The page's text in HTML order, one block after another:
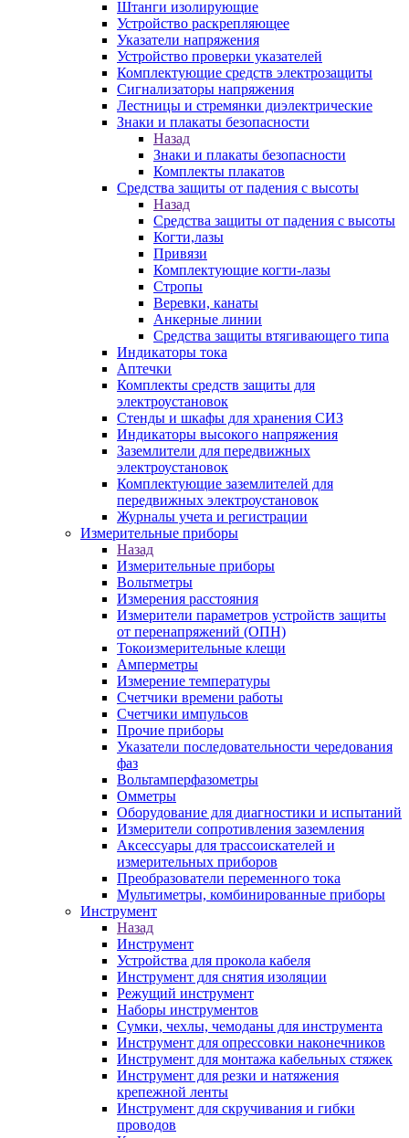
Штанги изолирующие
Устройство раскрепляющее
Указатели напряжения
Устройство проверки указателей
Комплектующие средств электрозащиты
Сигнализаторы напряжения
Лестницы и стремянки диэлектрические
Знаки и плакаты безопасности
Назад
Знаки и плакаты безопасности
Комплекты плакатов
Средства защиты от падения с высоты
Назад
Средства защиты от падения с высоты
Когти,лазы
Привязи
Комплектующие когти-лазы
Стропы
Веревки, канаты
Анкерные линии
Средства защиты втягивающего типа
Индикаторы тока
Аптечки
Комплекты средств защиты для
электроустановок
Стенды и шкафы для хранения СИЗ
Индикаторы высокого напряжения
Заземлители для передвижных
электроустановок
Комплектующие заземлителей для
передвижных электроустановок
Журналы учета и регистрации
Измерительные приборы
Назад
Измерительные приборы
Вольтметры
Измерения расстояния
Измерители параметров устройств защиты
от перенапряжений (ОПН)
Токоизмерительные клещи
Амперметры
Измерение температуры
Счетчики времени работы
Счетчики импульсов
Прочие приборы
Указатели последовательности чередования
фаз
Вольтамперфазометры
Омметры
Оборудование для диагностики и испытаний
Измерители сопротивления заземления
Аксессуары для трассоискателей и
измерительных приборов
Преобразователи переменного тока
Мультиметры, комбинированные приборы
Инструмент
Назад
Инструмент
Устройства для прокола кабеля
Инструмент для снятия изоляции
Режущий инструмент
Наборы инструментов
Сумки, чехлы, чемоданы для инструмента
Инструмент для опрессовки наконечников
Инструмент для монтажа кабельных стяжек
Инструмент для резки и натяжения
крепежной ленты
Инструмент для скручивания и гибки
проводов